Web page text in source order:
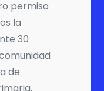
permiso
la
30
de